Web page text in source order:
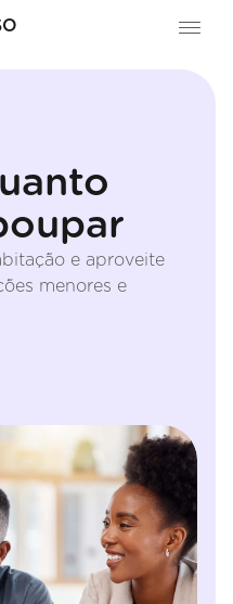
e aproveite
menores e